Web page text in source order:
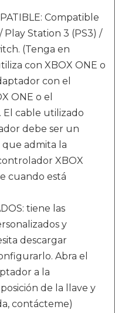
Compatible
Play Station 3 (PS3) /
(Tenga en
con XBOX ONE o
con el
ONE o el
El cable utilizado
debe ser un
admita la
XBOX
cuando está
tiene las
y
descargar
Abra el
a la
de la llave y
contácteme)